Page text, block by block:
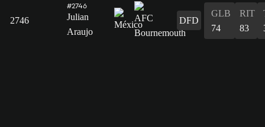
2746
#2746
Julian
Araujo
DFD
GLB
74
RIT
83